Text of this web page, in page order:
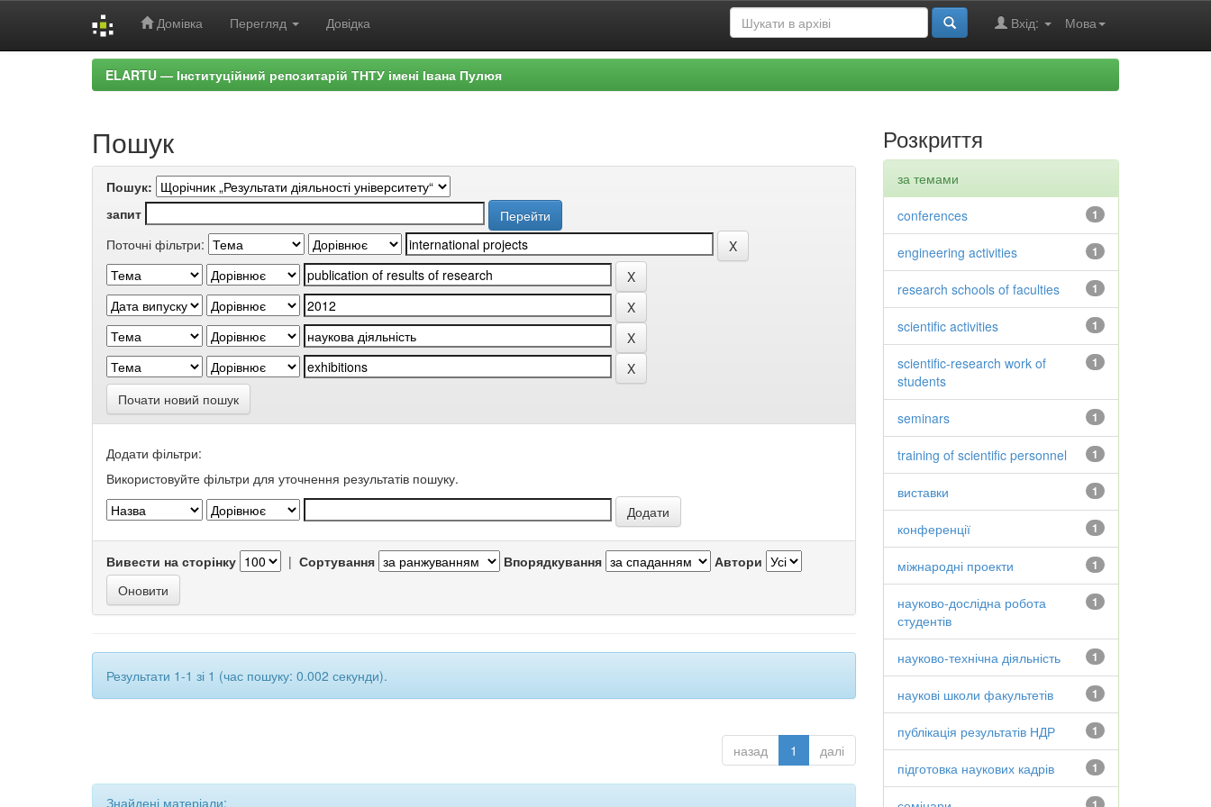
Домівка Перегляд Довідка Мова
Вхід:
ELARTU — Інституційний репозитарій ТНТУ імені Івана Пулюя
Пошук
Пошук:
запит
Поточні фільтри:
Почати новий пошук
Додати фільтри:
Використовуйте фільтри для уточнення результатів пошуку.
Вивести на сторінку | Сортування Впорядкування Автори
Результати 1-1 зі 1 (час пошуку: 0.002 секунди).
назад 1 далі
Знайдені матеріали:
Розкриття
за темами
1
conferences
1
engineering activities
1
research schools of faculties
1
scientific activities
1
scientific-research work of
students
1
seminars
1
training of scientific personnel
1
виставки
1
конференції
1
міжнародні проекти
1
науково-дослідна робота
студентів
1
науково-технічна діяльність
1
наукові школи факультетів
1
публікація результатів НДР
1
підготовка наукових кадрів